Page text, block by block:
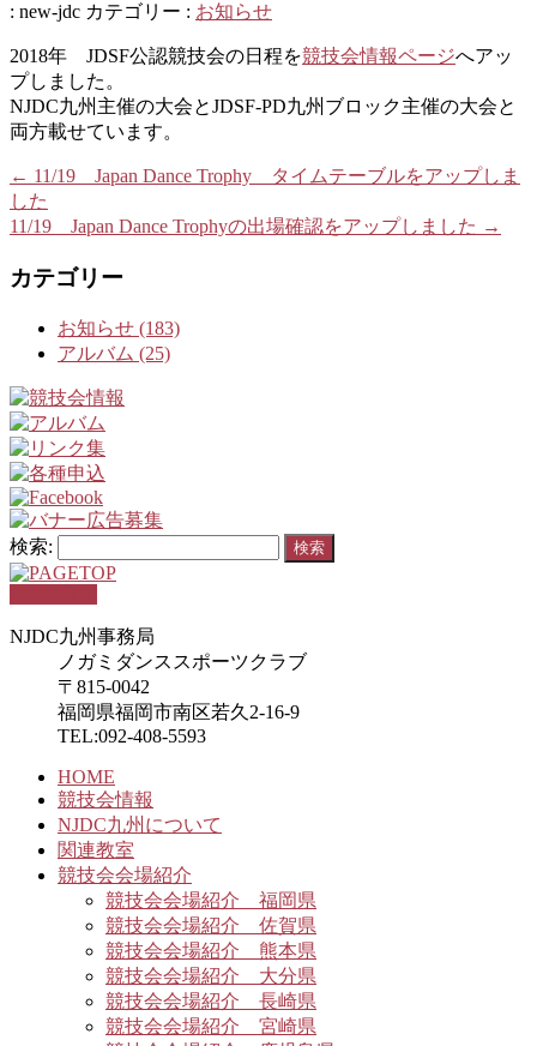
: new-jdc カテゴリー : お知らせ
2018年 JDSF公認競技会の日程を競技会情報ページへアッ
プしました。
NJDC九州主催の大会とJDSF-PD九州ブロック主催の大会と
両方載せています。
← 11/19 Japan Dance Trophy タイムテーブルをアップしま
した
11/19 Japan Dance Trophyの出場確認をアップしました →
カテゴリー
お知らせ (183)
アルバム (25)
検索:
NJDC九州事務局
ノガミダンススポーツクラブ
〒815-0042
福岡県福岡市南区若久2-16-9
TEL:092-408-5593
HOME
競技会情報
NJDC九州について
関連教室
競技会会場紹介
競技会会場紹介 福岡県
競技会会場紹介 佐賀県
競技会会場紹介 熊本県
競技会会場紹介 大分県
競技会会場紹介 長崎県
競技会会場紹介 宮崎県